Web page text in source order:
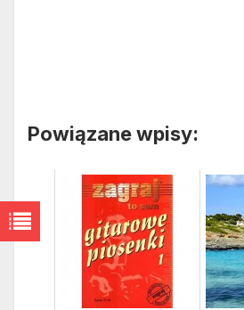
Powiązane wpisy: